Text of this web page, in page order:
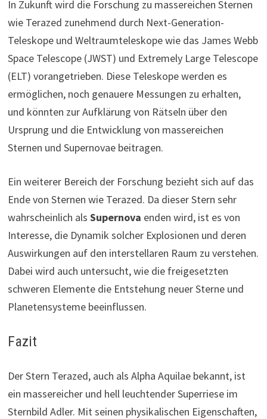
In Zukunft wird die Forschung zu massereichen Sternen
wie Terazed zunehmend durch Next-Generation-
Teleskope und Weltraumteleskope wie das James Webb
Space Telescope (JWST) und Extremely Large Telescope
(ELT) vorangetrieben. Diese Teleskope werden es
ermöglichen, noch genauere Messungen zu erhalten,
und könnten zur Aufklärung von Rätseln über den
Ursprung und die Entwicklung von massereichen
Sternen und Supernovae beitragen.
Ein weiterer Bereich der Forschung bezieht sich auf das
Ende von Sternen wie Terazed. Da dieser Stern sehr
wahrscheinlich alsSupernova enden wird, ist es von
Interesse, die Dynamik solcher Explosionen und deren
Auswirkungen auf den interstellaren Raum zu verstehen.
Dabei wird auch untersucht, wie die freigesetzten
schweren Elemente die Entstehung neuer Sterne und
Planetensysteme beeinflussen.
Fazit
Der Stern Terazed, auch als Alpha Aquilae bekannt, ist
ein massereicher und hell leuchtender Superriese im
Sternbild Adler. Mit seinen physikalischen Eigenschaften,